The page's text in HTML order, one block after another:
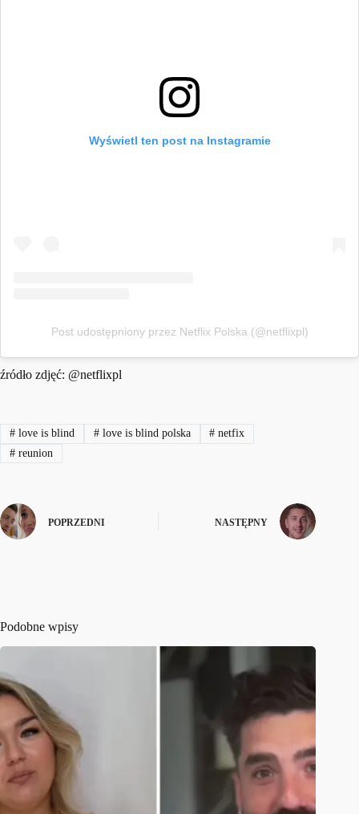
Wyświetl ten post na Instagramie
Post udostępniony przez Netflix Polska (@netflixpl)
źródło zdjęć: @netflixpl
#love is blind #love is blind polska # netfix
#reunion
POPRZEDNI NASTĘPNY
Podobne wpisy